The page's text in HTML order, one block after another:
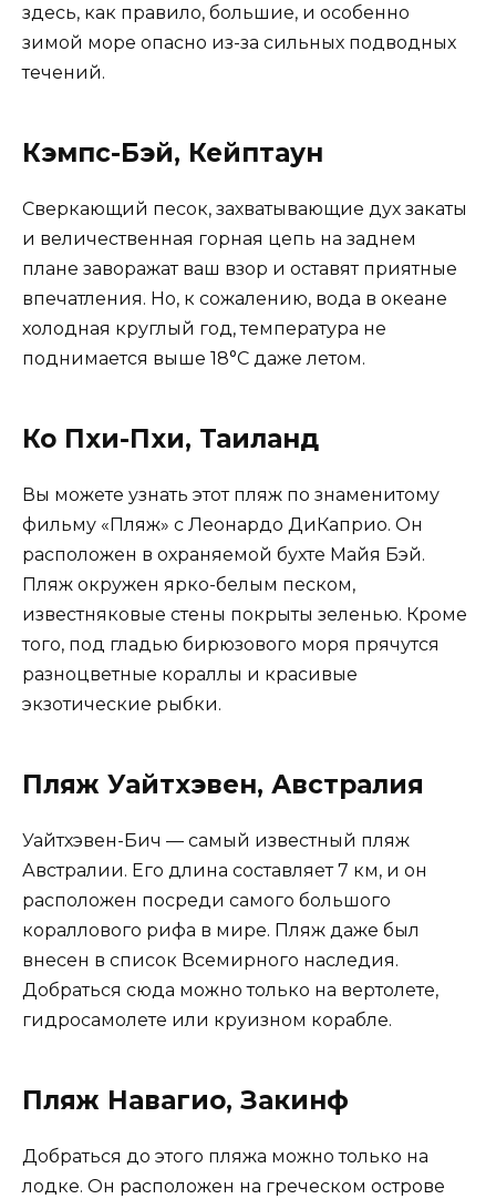
здесь, как правило, большие, и особенно
зимой море опасно из-за сильных подводных
течений.
Кэмпс-Бэй, Кейптаун
Сверкающий песок, захватывающие дух закаты
и величественная горная цепь на заднем
плане заворажат ваш взор и оставят приятные
впечатления. Но, к сожалению, вода в океане
холодная круглый год, температура не
поднимается выше 18°С даже летом.
Ко Пхи-Пхи, Таиланд
Вы можете узнать этот пляж по знаменитому
фильму «Пляж» с Леонардо ДиКаприо. Он
расположен в охраняемой бухте Майя Бэй.
Пляж окружен ярко-белым песком,
известняковые стены покрыты зеленью. Кроме
того, под гладью бирюзового моря прячутся
разноцветные кораллы и красивые
экзотические рыбки.
Пляж Уайтхэвен, Австралия
Уайтхэвен-Бич — самый известный пляж
Австралии. Его длина составляет 7 км, и он
расположен посреди самого большого
кораллового рифа в мире. Пляж даже был
внесен в список Всемирного наследия.
Добраться сюда можно только на вертолете,
гидросамолете или круизном корабле.
Пляж Навагио, Закинф
Добраться до этого пляжа можно только на
лодке. Он расположен на греческом острове